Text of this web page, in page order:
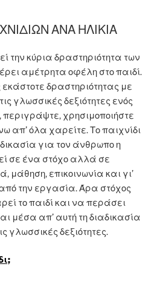
ΑΝΑ ΗΛΙΚΙΑ
την κύρια δραστηριότητα των
αμέτρητα οφέλη στο παιδί.
δραστηριότητας με
γλωσσικές δεξιότητες ενός
περιγράψτε, χρησιμοποιήστε
απ’ όλα χαρείτε. Το παιχνίδι
για τον άνθρωπο η
σε ένα στόχο αλλά σε
μάθηση, επικοινωνία και γι’
την εργασία. Άρα στόχος
το παιδί και να περάσει
μέσα απ’ αυτή τη διαδικασία
γλωσσικές δεξιότητες.